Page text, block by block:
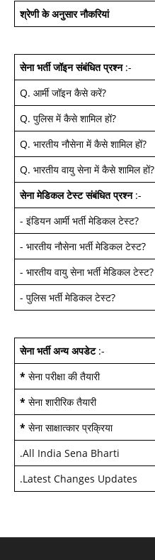
श्रेणी के अनुसार नौकरियां
सेना भर्ती जॉइन संबंधित प्रश्न:-
Q. आर्मी जॉइन कैसे करें?
Q. पुलिस में कैसे शामिल हों?
Q. भारतीय नौसेना में कैसे शामिल हों?
Q. भारतीय वायु सेना में कैसे शामिल हों?
सेना मेडिकल टेस्ट संबंधित प्रश्न:-
- इंडियन आर्मी भर्ती मेडिकल टेस्ट?
- भारतीय नौसेना भर्ती मेडिकल टेस्ट?
- भारतीय वायु सेना भर्ती मेडिकल टेस्ट?
- पुलिस भर्ती मेडिकल टेस्ट?
सेना भर्ती अन्य अपडेट:-
* सेना परीक्षा की तैयारी
* सेना शारीरिक तैयारी
* सेना साक्षात्कार प्रक्रिया
.All India Sena Bharti
.Latest Changes Updates